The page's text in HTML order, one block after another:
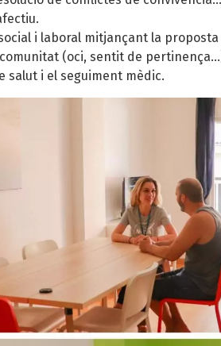
i laboral mitjançant la
(oci, sentit de
salut i el seguiment mèdic.